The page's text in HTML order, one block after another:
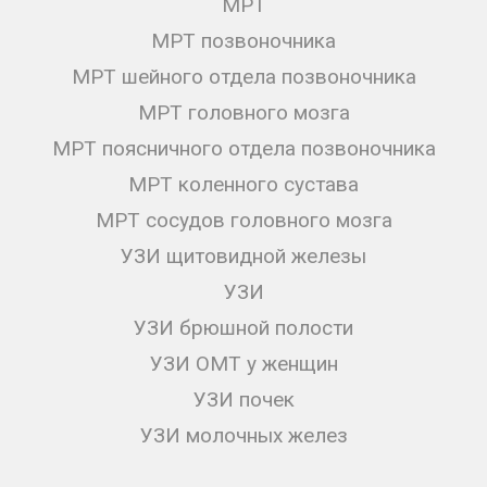
МРТ
МРТ позвоночника
МРТ шейного отдела позвоночника
МРТ головного мозга
МРТ поясничного отдела позвоночника
МРТ коленного сустава
МРТ сосудов головного мозга
УЗИ щитовидной железы
УЗИ
УЗИ брюшной полости
УЗИ ОМТ у женщин
УЗИ почек
УЗИ молочных желез